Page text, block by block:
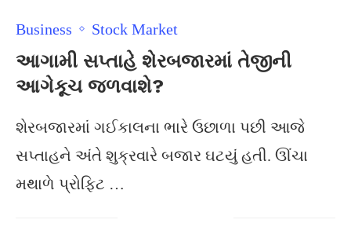
Business Stock Market
આગામી સપ્તાહે શેરબજારમાં તેજીની
આગેકૂચ જળવાશે?
શેરબજારમાં ગઈકાલના ભારે ઉછાળા પછી આજે
સપ્તાહને અંતે શુક્રવારે બજાર ઘટયું હતી. ઊંચા
મથાળે પ્રોફિટ …